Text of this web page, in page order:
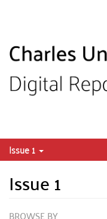
Issue 1
Issue 1
BROWSE BY